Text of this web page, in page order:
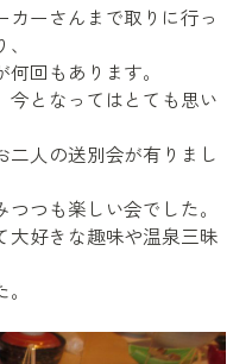
ーさんまで取りに行っ
回もあります。
今となってはとても思い
人の送別会が有りまし
つも楽しい会でした。
大好きな趣味や温泉三昧